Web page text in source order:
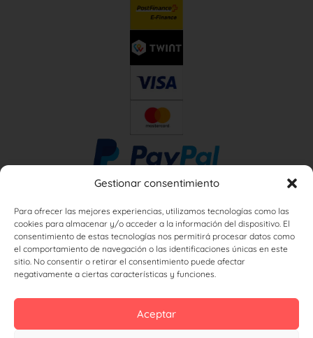
Gestionar consentimiento
Para ofrecer las mejores experiencias, utilizamos tecnologías como las
cookies para almacenar y/o acceder a la información del dispositivo. El
consentimiento de estas tecnologías nos permitirá procesar datos como
el comportamiento de navegación o las identificaciones únicas en este
sitio. No consentir o retirar el consentimiento puede afectar
negativamente a ciertas características y funciones.
Aceptar